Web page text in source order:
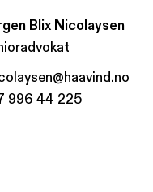
Blix Nicolaysen
996 44 225